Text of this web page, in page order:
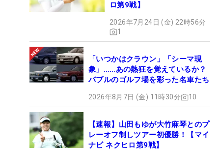
ロ第9戦】
2026年7月24日 (金) 22時56分
1
「いつかはクラウン」「シーマ現
象」……あの熱狂を覚えているか？
バブルのゴルフ場を彩った名車たち
2026年8月7日 (金) 11時30分 10
【速報】山田もゆが大竹麻琴とのプ
レーオフ制しツアー初優勝！【マイ
ナビ ネクヒロ第9戦】